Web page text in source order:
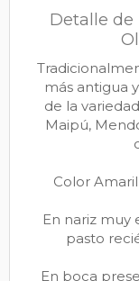
Detalle de
más antigua
de la
Maipú,
Color
En nariz muy
pasto
En boca